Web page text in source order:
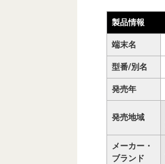
製品情報
端末名
型番/別名
発売年
発売地域
メーカー・
ブランド